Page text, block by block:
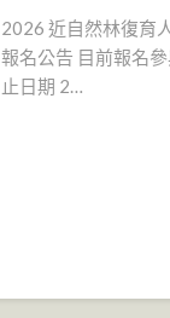
2026 近自然林復育
報名公告 目前報名
止日期 2…